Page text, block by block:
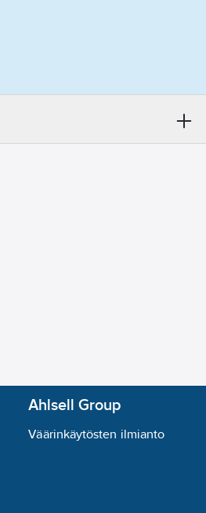
Ahlsell Group
Väärinkäytösten ilmianto